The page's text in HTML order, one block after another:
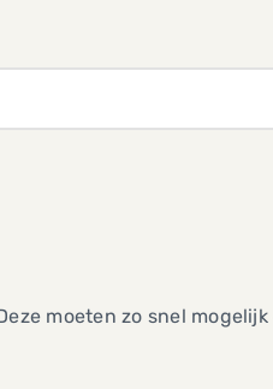
moeten zo snel mogelijk